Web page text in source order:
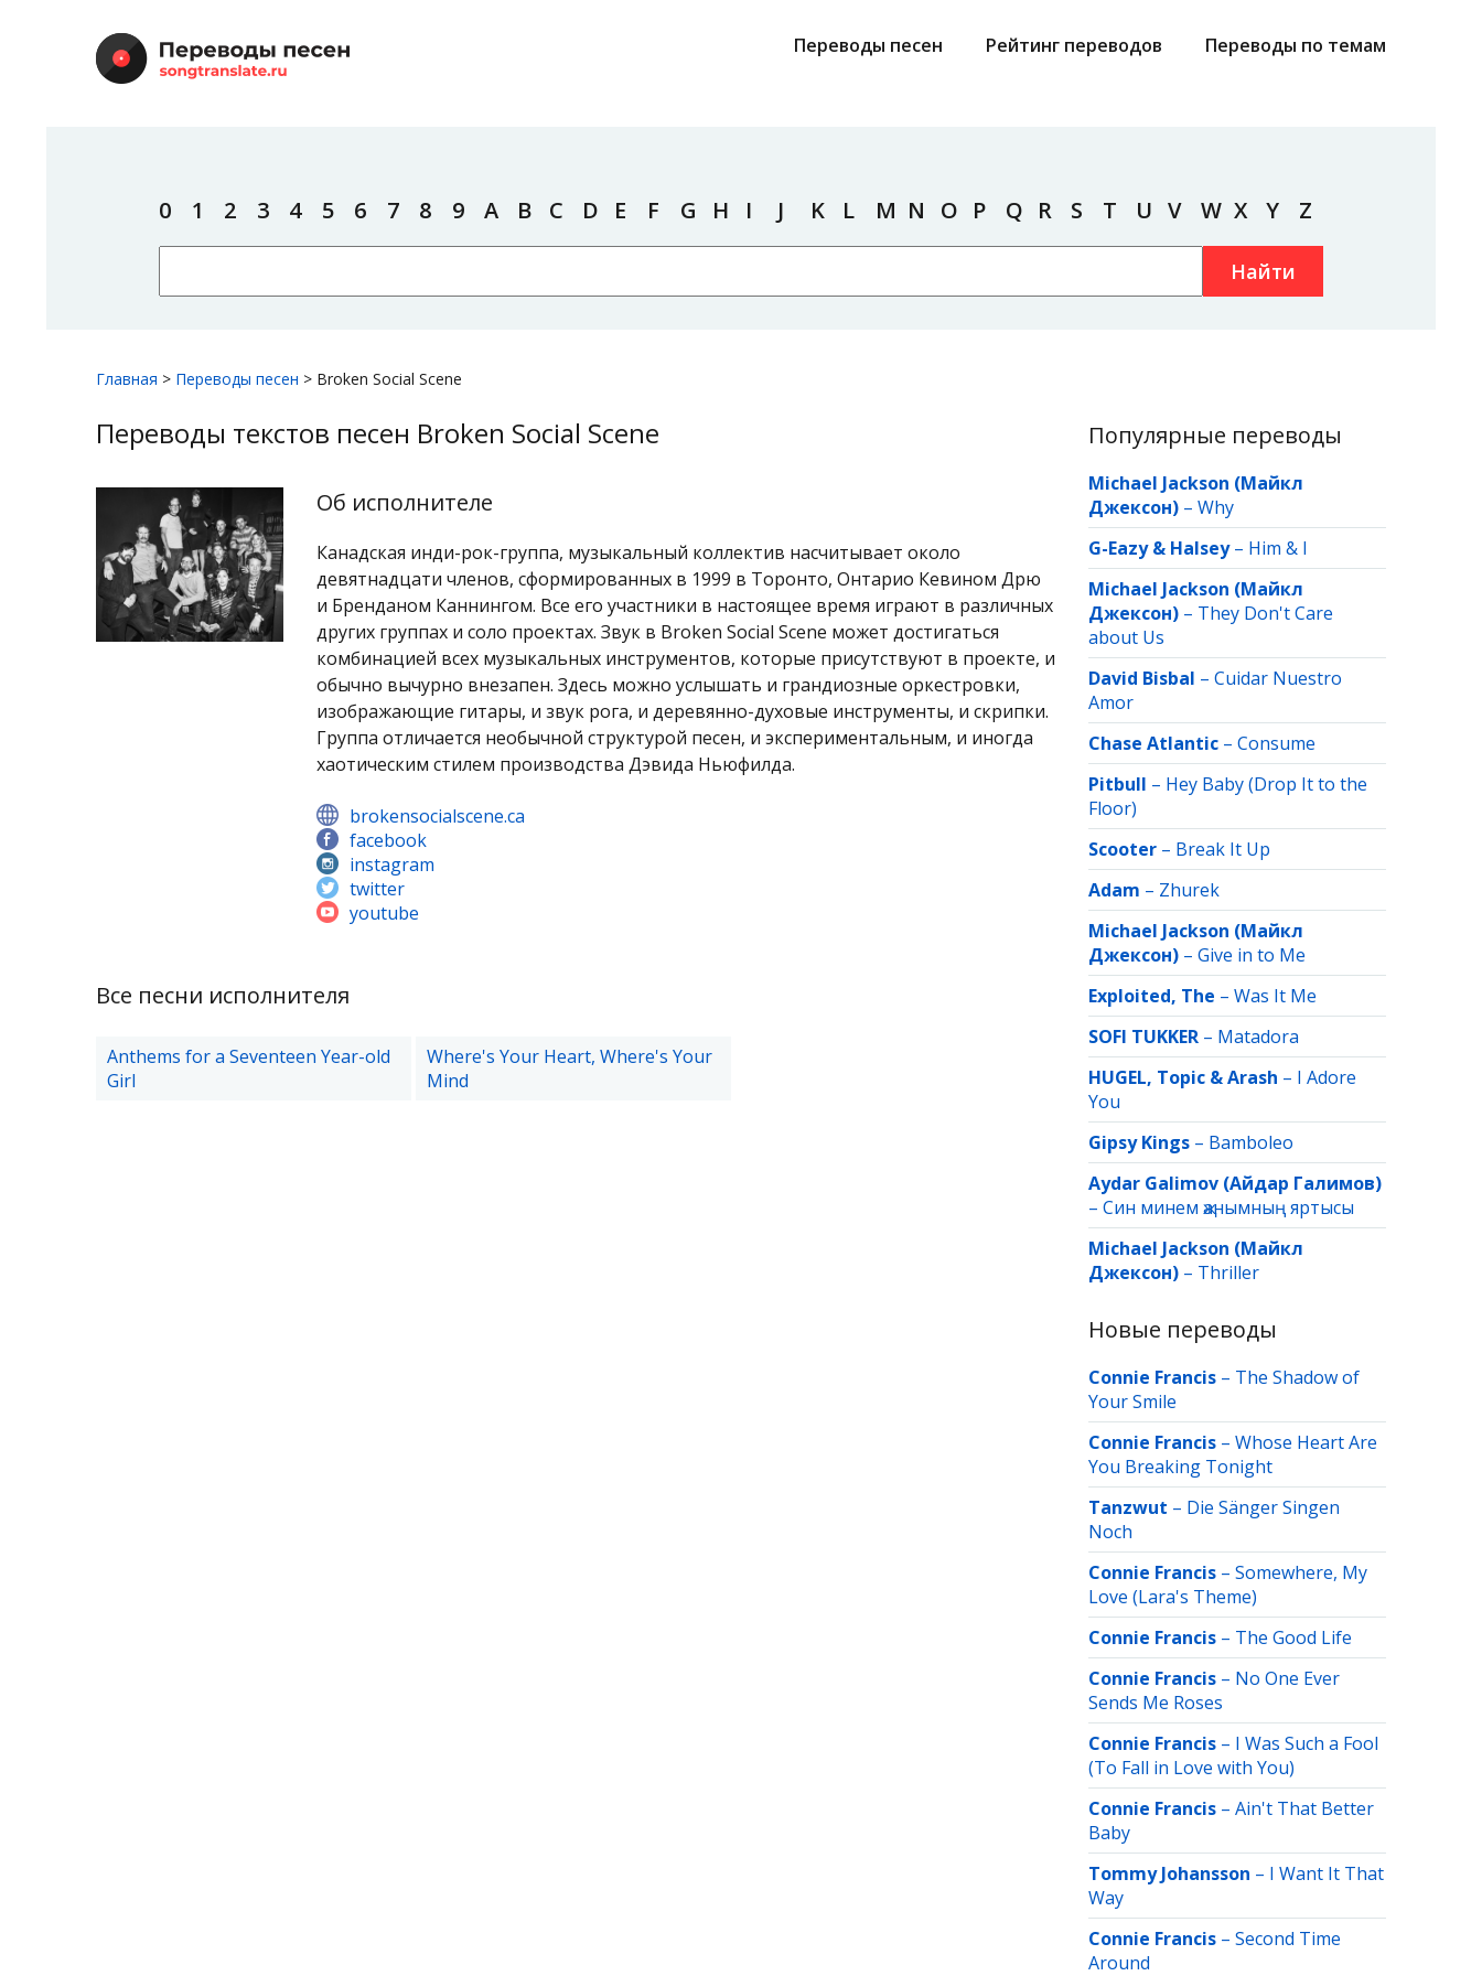
Переводы песен Рейтинг переводов Переводы по темам
0 1 2 3 4 5 6 7 8 9 A B C D E F G H I J K L M N O P Q R S T U V W X Y Z
Найти
Главная > Переводы песен > Broken Social Scene
Переводы текстов песен Broken Social Scene
Об исполнителе
Канадская инди-рок-группа, музыкальный коллектив насчитывает около
девятнадцати членов, сформированных в 1999 в Торонто, Онтарио Кевином Дрю
и Бренданом Каннингом. Все его участники в настоящее время играют в различных
других группах и соло проектах. Звук в Broken Social Scene может достигаться
комбинацией всех музыкальных инструментов, которые присутствуют в проекте, и
обычно вычурно внезапен. Здесь можно услышать и грандиозные оркестровки,
изображающие гитары, и звук рога, и деревянно-духовые инструменты, и скрипки.
Группа отличается необычной структурой песен, и экспериментальным, и иногда
хаотическим стилем производства Дэвида Ньюфилда.
brokensocialscene.ca
facebook
instagram
twitter
youtube
Все песни исполнителя
Anthems for a Seventeen Year-old
Girl
Where's Your Heart, Where's Your
Mind
Популярные переводы
Michael Jackson (Майкл
Джексон) – Why
G-Eazy & Halsey– Him & I
Michael Jackson (Майкл
Джексон) – They Don't Care
about Us
David Bisbal – Cuidar Nuestro
Amor
Chase Atlantic – Consume
Pitbull – Hey Baby (Drop It to the
Floor)
Scooter – Break It Up
Adam – Zhurek
Michael Jackson (Майкл
Джексон) – Give in to Me
Exploited, The – Was It Me
SOFI TUKKER – Matadora
HUGEL, Topic & Arash – I Adore
You
Gipsy Kings – Bamboleo
Aydar Galimov (Айдар Галимов)
– Син минем җанымның яртысы
Michael Jackson (Майкл
Джексон) – Thriller
Новые переводы
Connie Francis – The Shadow of
Your Smile
Connie Francis – Whose Heart Are
You Breaking Tonight
Tanzwut – Die Sänger Singen
Noch
Connie Francis – Somewhere, My
Love (Lara's Theme)
Connie Francis – The Good Life
Connie Francis – No One Ever
Sends Me Roses
Connie Francis – I Was Such a Fool
(To Fall in Love with You)
Connie Francis – Ain't That Better
Baby
Tommy Johansson – I Want It That
Way
Connie Francis – Second Time
Around